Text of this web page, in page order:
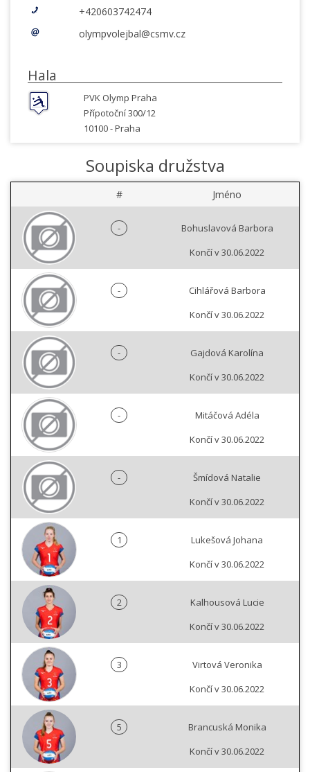
+420603742474
olympvolejbal@csmv.cz
Hala
PVK Olymp Praha
Přípotoční 300/12
10100 -Praha
Soupiska družstva
# Jméno
-
Bohuslavová Barbora
Končí v 30.06.2022
-
Cihlářová Barbora
Končí v 30.06.2022
-
Gajdová Karolína
Končí v 30.06.2022
-
Mitáčová Adéla
Končí v 30.06.2022
-
Šmídová Natalie
Končí v 30.06.2022
1
Lukešová Johana
Končí v 30.06.2022
2
Kalhousová Lucie
Končí v 30.06.2022
3
Virtová Veronika
Končí v 30.06.2022
5
Brancuská Monika
Končí v 30.06.2022